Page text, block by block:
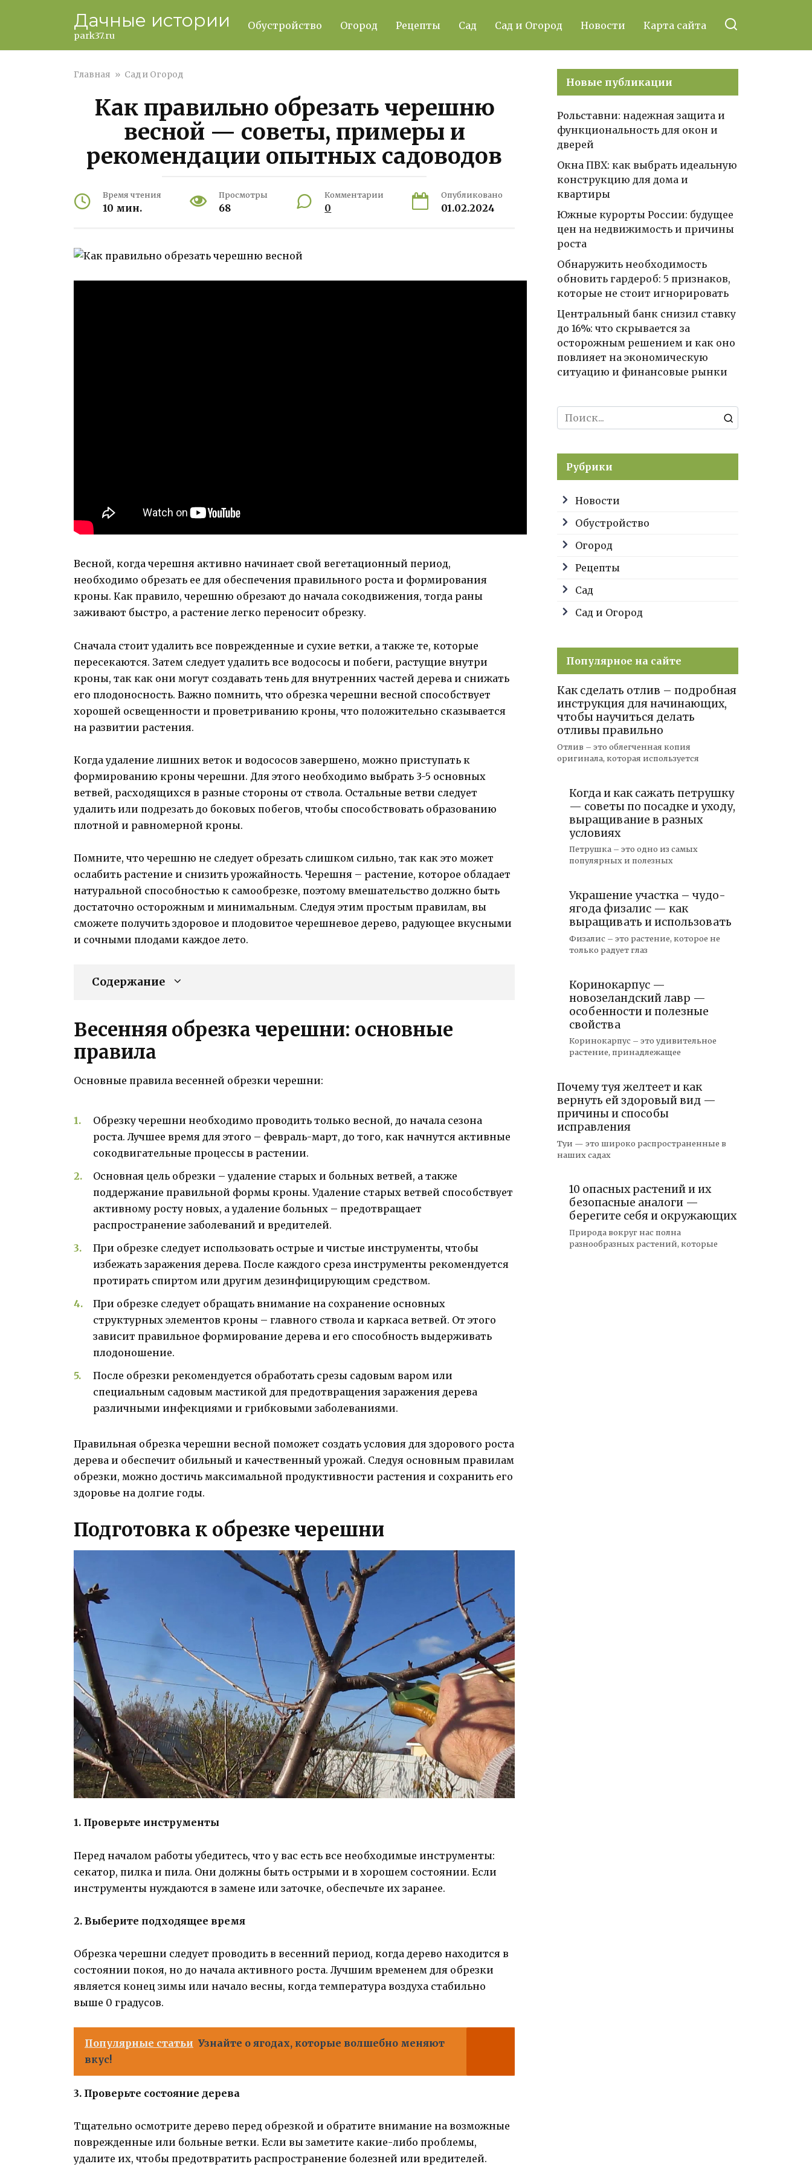
Дачные истории
park37.ru
Обустройство Огород Рецепты Сад Сад и Огород Новости Карта сайта
Главная » Сад и Огород
Как правильно обрезать черешню
весной — советы, примеры и
рекомендации опытных садоводов
Время чтения
10 мин.
Просмотры
68
Комментарии
0
Опубликовано
01.02.2024
Весной, когда черешня активно начинает свой вегетационный период,
необходимо обрезать ее для обеспечения правильного роста и формирования
кроны. Как правило, черешню обрезают до начала сокодвижения, тогда раны
заживают быстро, а растение легко переносит обрезку.
Сначала стоит удалить все поврежденные и сухие ветки, а также те, которые
пересекаются. Затем следует удалить все водососы и побеги, растущие внутри
кроны, так как они могут создавать тень для внутренних частей дерева и снижать
его плодоносность. Важно помнить, что обрезка черешни весной способствует
хорошей освещенности и проветриванию кроны, что положительно сказывается
на развитии растения.
Когда удаление лишних веток и водососов завершено, можно приступать к
формированию кроны черешни. Для этого необходимо выбрать 3-5 основных
ветвей, расходящихся в разные стороны от ствола. Остальные ветви следует
удалить или подрезать до боковых побегов, чтобы способствовать образованию
плотной и равномерной кроны.
Помните, что черешню не следует обрезать слишком сильно, так как это может
ослабить растение и снизить урожайность. Черешня – растение, которое обладает
натуральной способностью к самообрезке, поэтому вмешательство должно быть
достаточно осторожным и минимальным. Следуя этим простым правилам, вы
сможете получить здоровое и плодовитое черешневое дерево, радующее вкусными
и сочными плодами каждое лето.
Содержание
Весенняя обрезка черешни: основные
правила
Основные правила весенней обрезки черешни:
Обрезку черешни необходимо проводить только весной, до начала сезона
роста. Лучшее время для этого – февраль-март, до того, как начнутся активные
сокодвигательные процессы в растении.
Основная цель обрезки – удаление старых и больных ветвей, а также
поддержание правильной формы кроны. Удаление старых ветвей способствует
активному росту новых, а удаление больных – предотвращает
распространение заболеваний и вредителей.
При обрезке следует использовать острые и чистые инструменты, чтобы
избежать заражения дерева. После каждого среза инструменты рекомендуется
протирать спиртом или другим дезинфицирующим средством.
При обрезке следует обращать внимание на сохранение основных
структурных элементов кроны – главного ствола и каркаса ветвей. От этого
зависит правильное формирование дерева и его способность выдерживать
плодоношение.
После обрезки рекомендуется обработать срезы садовым варом или
специальным садовым мастикой для предотвращения заражения дерева
различными инфекциями и грибковыми заболеваниями.
Правильная обрезка черешни весной поможет создать условия для здорового роста
дерева и обеспечит обильный и качественный урожай. Следуя основным правилам
обрезки, можно достичь максимальной продуктивности растения и сохранить его
здоровье на долгие годы.
Подготовка к обрезке черешни
1. Проверьте инструменты
Перед началом работы убедитесь, что у вас есть все необходимые инструменты:
секатор, пилка и пила. Они должны быть острыми и в хорошем состоянии. Если
инструменты нуждаются в замене или заточке, обеспечьте их заранее.
2. Выберите подходящее время
Обрезка черешни следует проводить в весенний период, когда дерево находится в
состоянии покоя, но до начала активного роста. Лучшим временем для обрезки
является конец зимы или начало весны, когда температура воздуха стабильно
выше 0 градусов.
Популярные статьи Узнайте о ягодах, которые волшебно меняют
вкус!
3. Проверьте состояние дерева
Тщательно осмотрите дерево перед обрезкой и обратите внимание на возможные
поврежденные или больные ветки. Если вы заметите какие-либо проблемы,
удалите их, чтобы предотвратить распространение болезней или вредителей.
Новые публикации
Рольставни: надежная защита и
функциональность для окон и
дверей
Окна ПВХ: как выбрать идеальную
конструкцию для дома и
квартиры
Южные курорты России: будущее
цен на недвижимость и причины
роста
Обнаружить необходимость
обновить гардероб: 5 признаков,
которые не стоит игнорировать
Центральный банк снизил ставку
до 16%: что скрывается за
осторожным решением и как оно
повлияет на экономическую
ситуацию и финансовые рынки
Search
for:
Рубрики
Новости
Обустройство
Огород
Рецепты
Сад
Сад и Огород
Популярное на сайте
Как сделать отлив – подробная
инструкция для начинающих,
чтобы научиться делать
отливы правильно
Отлив – это облегченная копия
оригинала, которая используется
Когда и как сажать петрушку
— советы по посадке и уходу,
выращивание в разных
условиях
Петрушка – это одно из самых
популярных и полезных
Украшение участка – чудо-
ягода физалис — как
выращивать и использовать
Физалис – это растение, которое не
только радует глаз
Коринокарпус —
новозеландский лавр —
особенности и полезные
свойства
Коринокарпус – это удивительное
растение, принадлежащее
Почему туя желтеет и как
вернуть ей здоровый вид —
причины и способы
исправления
Туи — это широко распространенные в
наших садах
10 опасных растений и их
безопасные аналоги —
берегите себя и окружающих
Природа вокруг нас полна
разнообразных растений, которые